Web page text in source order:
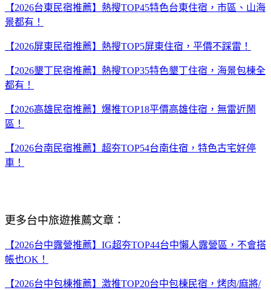
【2026台東民宿推薦】熱搜TOP45特色台東住宿，市區、山海
景都有！
【2026屏東民宿推薦】熱搜TOP5屏東住宿，平價不踩雷！
【2026墾丁民宿推薦】熱搜TOP35特色墾丁住宿，海景包棟全
都有！
【2026高雄民宿推薦】爆推TOP18平價高雄住宿，無雷近鬧
區！
【2026台南民宿推薦】超夯TOP54台南住宿，特色古宅好停
車！
更多台中旅遊推薦文章：
【2026台中露營推薦】IG超夯TOP44台中懶人露營區，不會搭
帳也OK！
【2026台中包棟推薦】激推TOP20台中包棟民宿，烤肉/麻將/